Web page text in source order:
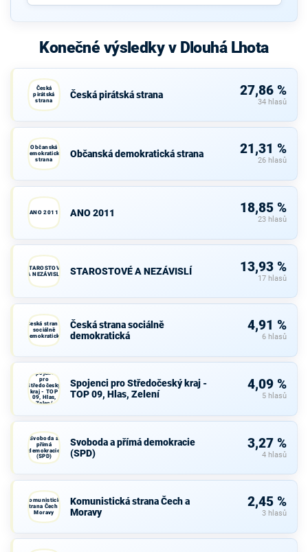
Konečné výsledky v Dlouhá Lhota
Česká
pirátská
strana
Česká pirátská strana 27,86 %
34 hlasů
Občanská
demokratická
strana
Občanská demokratická strana 21,31 %
26 hlasů
ANO 2011 ANO 2011 18,85 %
23 hlasů
STAROSTOVÉ
A NEZÁVISLÍ
STAROSTOVÉ A NEZÁVISLÍ 13,93 %
17 hlasů
Česká strana
sociálně
demokratická
Česká strana sociálně
demokratická
4,91 %
6 hlasů
Spojenci
pro
Středočeský
kraj - TOP
09, Hlas,
Zelení
Spojenci pro Středočeský kraj -
TOP 09, Hlas, Zelení
4,09 %
5 hlasů
Svoboda a
přímá
demokracie
(SPD)
Svoboda a přímá demokracie
(SPD)
3,27 %
4 hlasů
Komunistická
strana Čech a
Moravy
Komunistická strana Čech a
Moravy
2,45 %
3 hlasů